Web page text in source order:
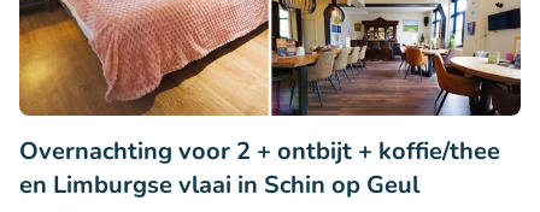
Overnachting voor 2 + ontbijt + koffie/thee
en Limburgse vlaai in Schin op Geul